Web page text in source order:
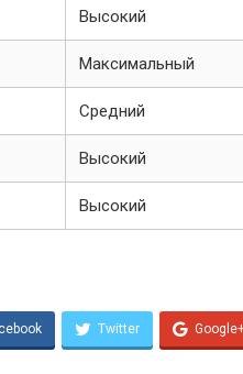
Высокий
Максимальный
Средний
Высокий
Высокий
Twitter